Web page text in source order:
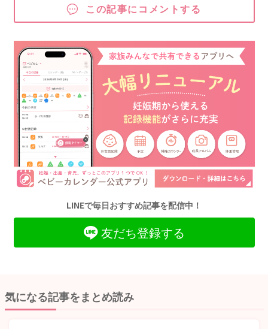
この記事にコメントする
LINEで毎日おすすめ記事を配信中！
友だち登録する
気になる記事をまとめ読み